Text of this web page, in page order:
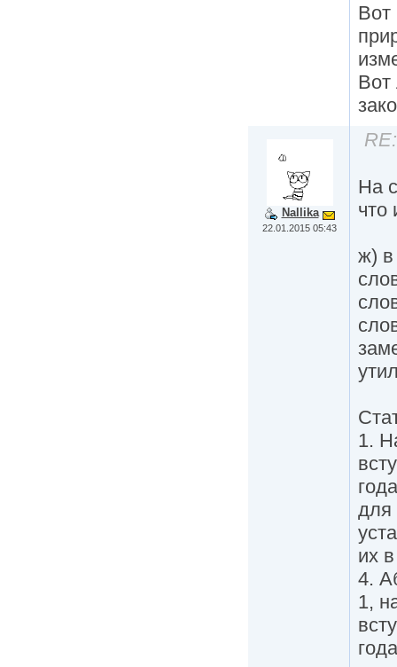
Вот
Вот
Nallika
22.01.2015 05:43
На
что
ж) в
1.
для
их
4.
1,